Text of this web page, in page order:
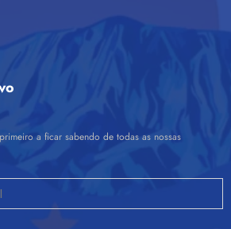
a ficar sabendo de todas as nossas